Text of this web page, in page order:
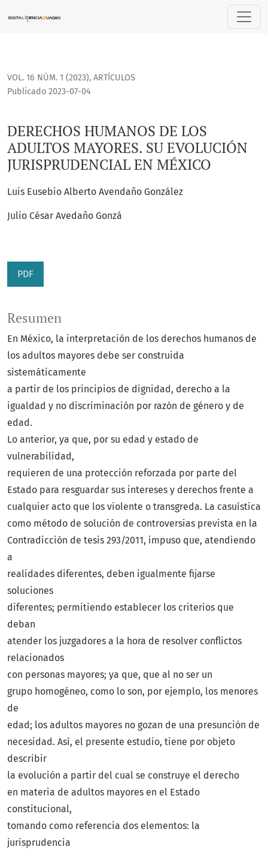
DERECHOS HUMANOS DE LOS ADULTOS MAYORES. SU
VOL. 16 NÚM. 1 (2023), ARTÍCULOS
DERECHOS HUMANOS DE LOS
ADULTOS MAYORES. SU EVOLUCIÓN
JURISPRUDENCIAL EN MÉXICO
Publicado 2023-07-04
Luis Eusebio Alberto Avendaño González
Julio César Avedaño Gonzá
PDF
Resumen
En México, la interpretación de los derechos humanos de
los adultos mayores debe ser construida
sistemáticamente
a partir de los principios de dignidad, derecho a la
igualdad y no discriminación por razón de género y de
edad.
Lo anterior, ya que, por su edad y estado de
vulnerabilidad,
requieren de una protección reforzada por parte del
Estado para resguardar sus intereses y derechos frente a
cualquier acto que los violente o transgreda. La casuística
como método de solución de controversias prevista en la
Contradicción de tesis 293/2011, impuso que, atendiendo
a
realidades diferentes, deben igualmente fijarse
soluciones
diferentes; permitiendo establecer los criterios que
deban
atender los juzgadores a la hora de resolver conflictos
relacionados
con personas mayores; ya que, que al no ser un
grupo homogéneo, como lo son, por ejemplo, los menores
de
edad; los adultos mayores no gozan de una presunción de
necesidad. Así, el presente estudio, tiene por objeto
describir
la evolución a partir del cual se construye el derecho
en materia de adultos mayores en el Estado
constitucional,
tomando como referencia dos elementos: la
jurisprudencia